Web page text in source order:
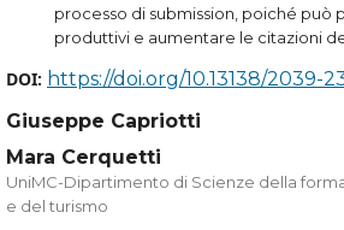
processo di submission, poiché può
produttivi e aumentare le citazioni
DOI: https://doi.org/10.13138/2039-
Giuseppe Capriotti
Mara Cerquetti
UniMC-Dipartimento di Scienze della
e del turismo